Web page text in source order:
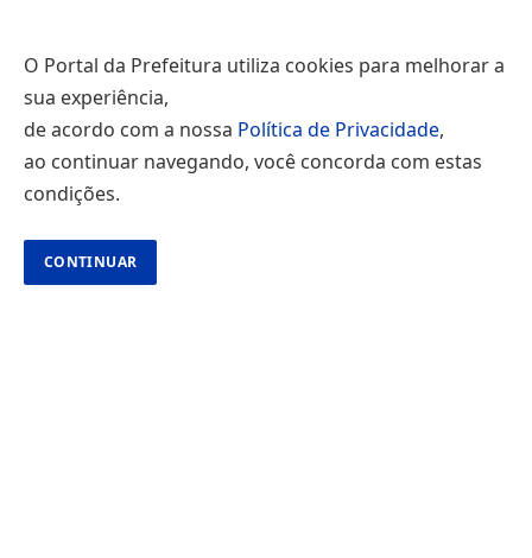
O Portal da Prefeitura utiliza cookies para melhorar a
sua experiência,
de acordo com a nossa Política de Privacidade,
ao continuar navegando, você concorda com estas
condições.
CONTINUAR